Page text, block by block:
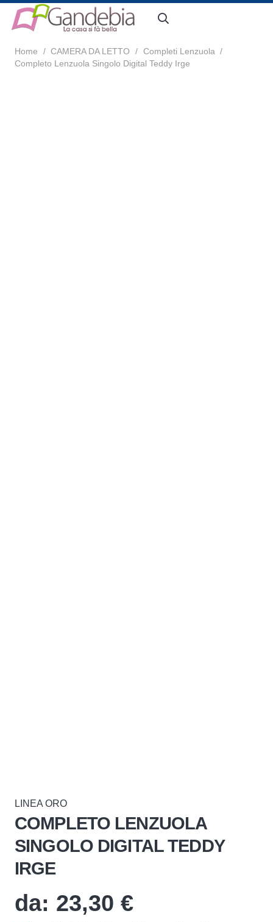
Home / CAMERA DA LETTO / Completi Lenzuola /
Completo Lenzuola Singolo Digital Teddy Irge
LINEA ORO
COMPLETO LENZUOLA
SINGOLO DIGITAL TEDDY
IRGE
da: 23,30 €